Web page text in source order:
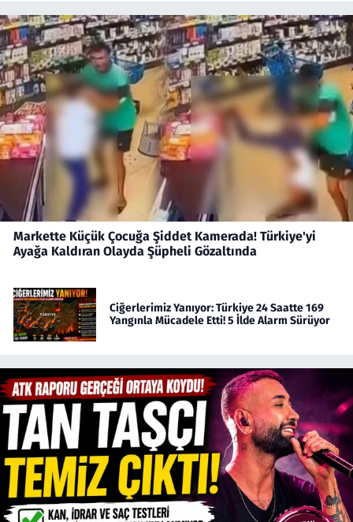
Markette Küçük Çocuğa Şiddet Kamerada! Türkiye'yi
Ayağa Kaldıran Olayda Şüpheli Gözaltında
Ciğerlerimiz Yanıyor: Türkiye 24 Saatte 169
Yangınla Mücadele Etti! 5 İlde Alarm Sürüyor